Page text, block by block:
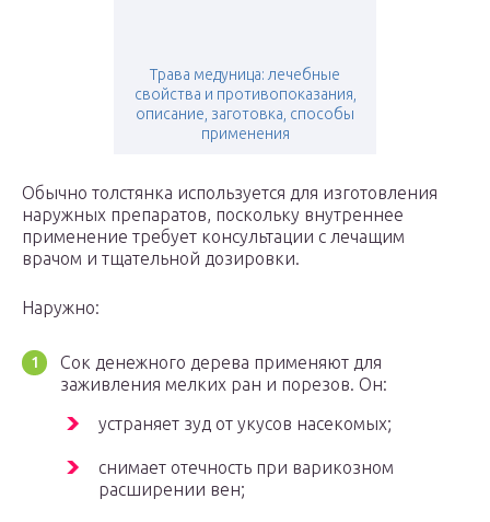
Трава медуница: лечебные
свойства и противопоказания,
описание, заготовка, способы
применения
Обычно толстянка используется для изготовления
наружных препаратов, поскольку внутреннее
применение требует консультации с лечащим
врачом и тщательной дозировки.
Наружно:
Сок денежного дерева применяют для
заживления мелких ран и порезов. Он:
устраняет зуд от укусов насекомых;
снимает отечность при варикозном
расширении вен;